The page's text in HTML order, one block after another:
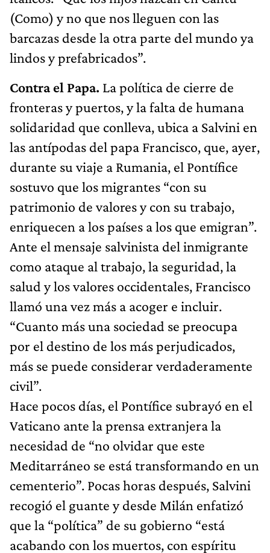
(Como) y no que nos lleguen con las
barcazas desde la otra parte del mundo ya
lindos y prefabricados”.
Contra el Papa. La política de cierre de
fronteras y puertos, y la falta de humana
solidaridad que conlleva, ubica a Salvini en
las antípodas del papa Francisco, que, ayer,
durante su viaje a Rumania, el Pontífice
sostuvo que los migrantes “con su
patrimonio de valores y con su trabajo,
enriquecen a los países a los que emigran”.
Ante el mensaje salvinista del inmigrante
como ataque al trabajo, la seguridad, la
salud y los valores occidentales, Francisco
llamó una vez más a acoger e incluir.
“Cuanto más una sociedad se preocupa
por el destino de los más perjudicados,
más se puede considerar verdaderamente
civil”.
Hace pocos días, el Pontífice subrayó en el
Vaticano ante la prensa extranjera la
necesidad de “no olvidar que este
Meditarráneo se está transformando en un
cementerio”. Pocas horas después, Salvini
recogió el guante y desde Milán enfatizó
que la “política” de su gobierno “está
acabando con los muertos, con espíritu